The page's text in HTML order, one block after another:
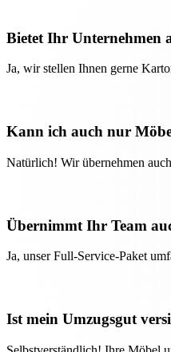
Bietet Ihr Unternehmen
Ja, wir stellen Ihnen gerne
Kann ich auch nur
Natürlich! Wir übernehmen
Übernimmt Ihr Team
Ja, unser Full-Service-Paket
Ist mein Umzugsgut